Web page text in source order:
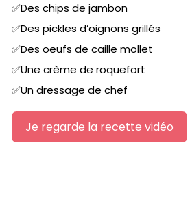
✅Des chips de jambon
✅Des pickles d’oignons grillés
✅Des oeufs de caille mollet
✅Une crème de roquefort
✅Un dressage de chef
Je regarde la recette vidéo